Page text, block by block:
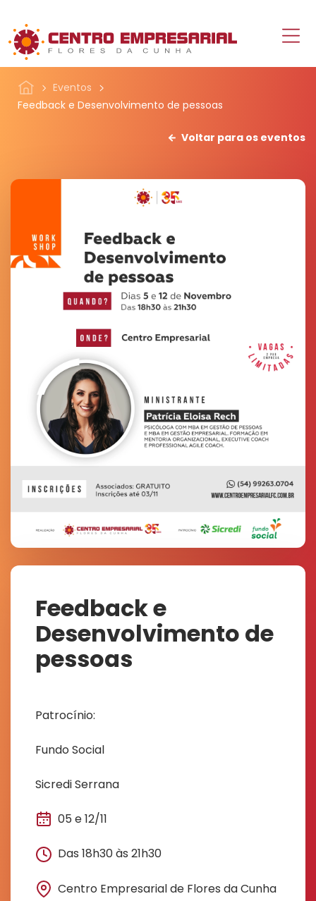
Eventos
Feedback e Desenvolvimento de pessoas
Voltar para os eventos
Feedback e
Desenvolvimento de
pessoas
Patrocínio:
Fundo Social
Sicredi Serrana
05 e 12/11
Das 18h30 às 21h30
Centro Empresarial de Flores da Cunha